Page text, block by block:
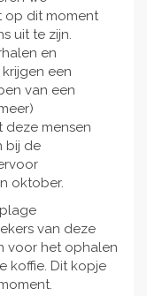
op dit moment
uit te zijn.
en
een
van een
deze mensen
bij de
oktober.
van deze
voor het ophalen
koffie. Dit kopje